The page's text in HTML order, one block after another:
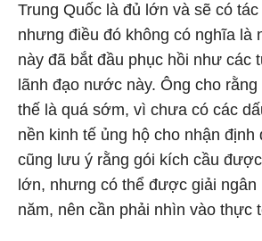
Trung Quốc là đủ lớn và sẽ có
nhưng điều đó không có nghĩa là
này đã bắt đầu phục hồi như các
lãnh đạo nước này. Ông cho
thế là quá sớm, vì chưa có các
nền kinh tế ủng hộ cho nhận định
cũng lưu ý rằng gói kích cầu
lớn, nhưng có thể được giải ngân
năm, nên cần phải nhìn vào thực